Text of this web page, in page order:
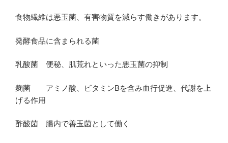
食物繊維は悪玉菌、有害物質を減らす働きがあります。
発酵食品に含まられる菌
乳酸菌 便秘、肌荒れといった悪玉菌の抑制
麹菌 アミノ酸、ビタミンBを含み血行促進、代謝を上
げる作用
酢酸菌 腸内で善玉菌として働く